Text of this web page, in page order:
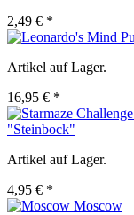
2,49 € *
Artikel auf Lager.
16,95 € *
"Steinbock"
Artikel auf Lager.
4,95 € *
Moscow